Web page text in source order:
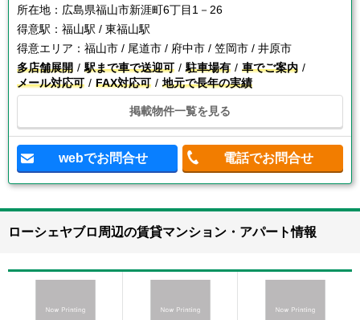
所在地： 広島県福山市新涯町6丁目1－26
得意駅： 福山駅 / 東福山駅
得意エリア： 福山市 / 尾道市 / 府中市 / 笠岡市 / 井原市
多店舗展開
駅まで車で送迎可 駐車場有
車でご案内
メール対応可
FAX対応可 地元で長年の実績
掲載物件一覧を見る
webでお問合せ 電話でお問合せ
ローシェヤブロ周辺の賃貸マンション・アパート情報